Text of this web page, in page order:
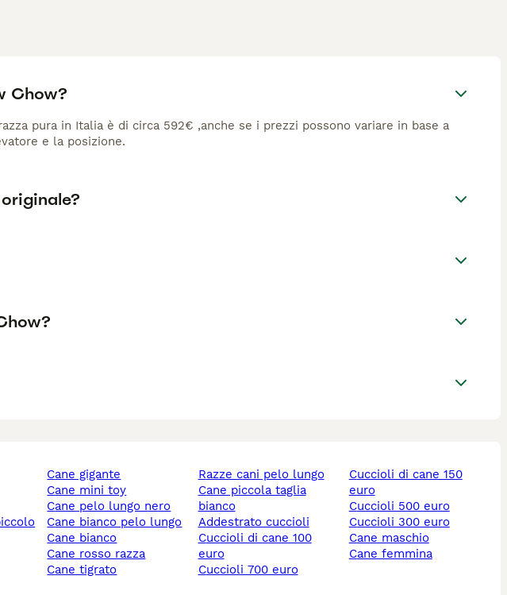
Chow?
pura in Italia è di circa 592€ ,anche se i prezzi possono variare in base a
e la posizione.
cane gigante
cane mini toy
cane pelo lungo nero
cane bianco pelo lungo
cane bianco
cane rosso razza
cane tigrato
razze cani pelo lungo
cane piccola taglia
bianco
addestrato cuccioli
cuccioli di cane 100
euro
cuccioli 700 euro
cuccioli di cane 150
euro
cuccioli 500 euro
cuccioli 300 euro
cane maschio
cane femmina